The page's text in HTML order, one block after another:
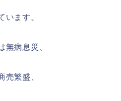
います。
無病息災、
売繁盛、